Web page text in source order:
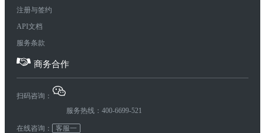
注册与签约
API文档
服务条款
商务合作
扫码咨询：
服务热线：400-6699-521
在线咨询： 客服一